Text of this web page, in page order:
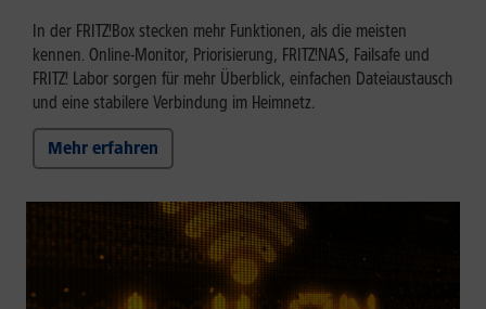
In der FRITZ!Box stecken mehr Funktionen, als die meisten
kennen. Online-Monitor, Priorisierung, FRITZ!NAS, Failsafe und
FRITZ! Labor sorgen für mehr Überblick, einfachen Dateiaustausch
und eine stabilere Verbindung im Heimnetz.
Mehr erfahren